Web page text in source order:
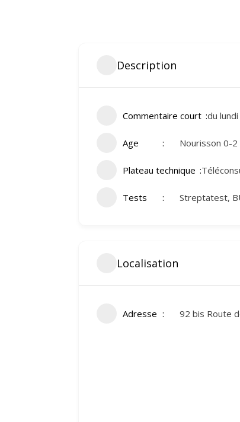
Description
Commentaire court du
Age Nourisson 0-
Plateau technique
Tests Streptatest,
Localisation
Adresse 92 bis Route